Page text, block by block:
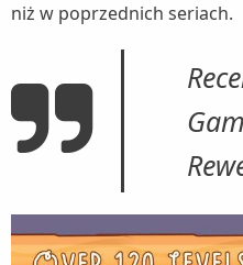
niż w poprzednich seriach.